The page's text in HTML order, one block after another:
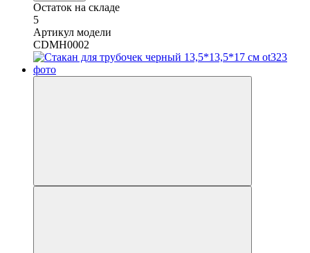
Остаток на складе
5
Артикул модели
CDMH0002